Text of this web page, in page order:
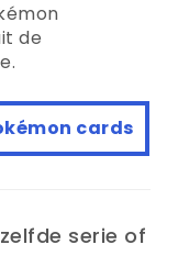
de
cards
serie of